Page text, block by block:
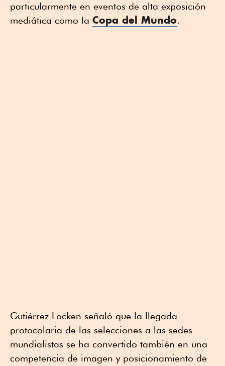
particularmente en eventos de alta exposición
mediática como la Copa del Mundo.
Gutiérrez Locken señaló que la llegada
protocolaria de las selecciones a las sedes
mundialistas se ha convertido también en una
competencia de imagen y posicionamiento de